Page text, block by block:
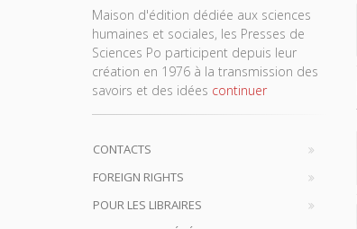
Maison d'édition dédiée aux sciences
humaines et sociales, les Presses de
Sciences Po participent depuis leur
création en 1976 à la transmission des
savoirs et des idées continuer
CONTACTS
FOREIGN RIGHTS
POUR LES LIBRAIRES